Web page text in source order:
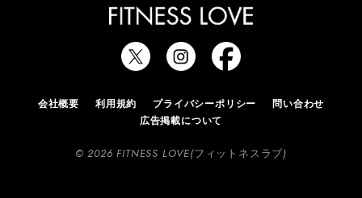
会社概要 利用規約 プライバシーポリシー
問い合わせ
広告掲載について
© 2026 FITNESS LOVE(フィットネスラブ)